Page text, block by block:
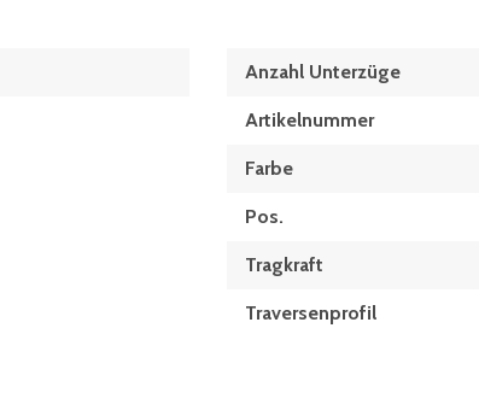
Anzahl Unterzüge
Artikelnummer
Farbe
Pos.
Tragkraft
Traversenprofil